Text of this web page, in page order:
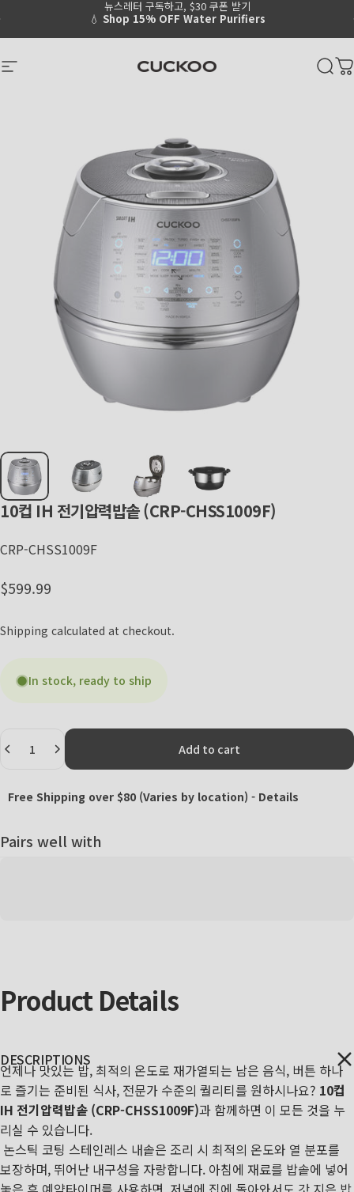
Go to Accessibility Statement Page
💧 Shop 15% OFF Water Purifiers
뉴스레터 구독하고, $30 쿠폰 받기
Pause slideshow
Site navigation CUCKOO America
10컵 IH 전기압력밥솥(CRP-CHSS1009F)
CRP-CHSS1009F
Regular price
$599.99
Shipping calculated at checkout.
In stock, ready to ship
Add to cart
Free Shipping over $80 (Varies by location) - Details
Pairs well with
Product Details
DESCRIPTIONS
언제나 맛있는 밥, 최적의 온도로 재가열되는 남은 음식, 버튼 하나
로 즐기는 준비된 식사, 전문가 수준의 퀄리티를 원하시나요? 10컵
IH 전기압력밥솥 (CRP-CHSS1009F)과 함께하면 이 모든 것을 누
리실 수 있습니다.
논스틱 코팅 스테인레스 내솥은 조리 시 최적의 온도와 열 분포를
보장하며, 뛰어난 내구성을 자랑합니다. 아침에 재료를 밥솥에 넣어